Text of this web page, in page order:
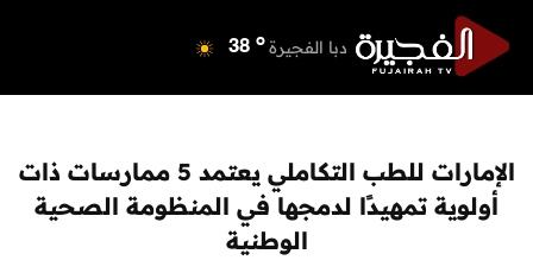
دبا الفجيرة 38 o
أم القيوين 39 o
راس الخيمة 38 o
37 o
الإمارات للطب التكاملي يعتمد 5 ممارسات ذات
أولوية تمهيدًا لدمجها في المنظومة الصحية
الوطنية